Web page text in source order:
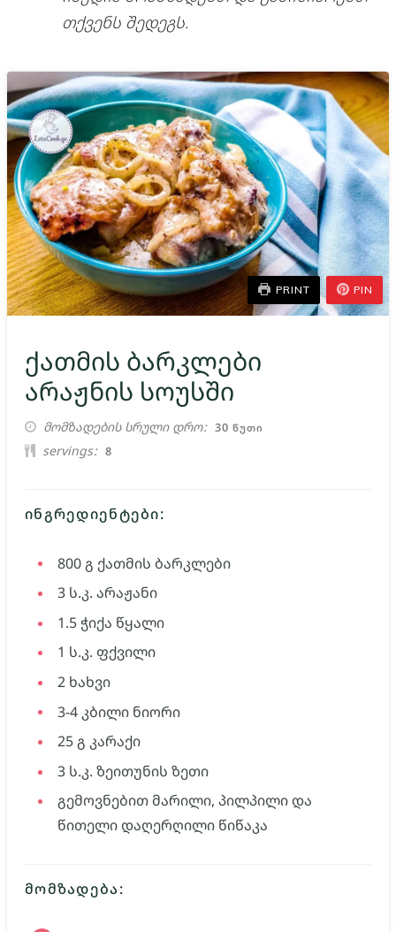
თქვენს შედეგს.
PRINT PIN
ქათმის ბარკლები
არაჟნის სოუსში
მომზადების სრული დრო 30 ᲬᲣᲗᲘ
ᲬᲣᲗᲘ
servings 8
ᲘᲜᲒᲠᲔᲓᲘᲔᲜᲢᲔᲑᲘ:
800გ ქათმის ბარკლები
3 ს.კ. არაჟანი
1.5ჭიქა წყალი
1 ს.კ. ფქვილი
2 ხახვი
3-4კბილი ნიორი
25გ კარაქი
3 ს.კ. ზეითუნის ზეთი
გემოვნებით მარილი, პილპილი და
წითელი დაღერღილი წიწაკა
ᲛᲝᲛᲖᲐᲓᲔᲑᲐ: